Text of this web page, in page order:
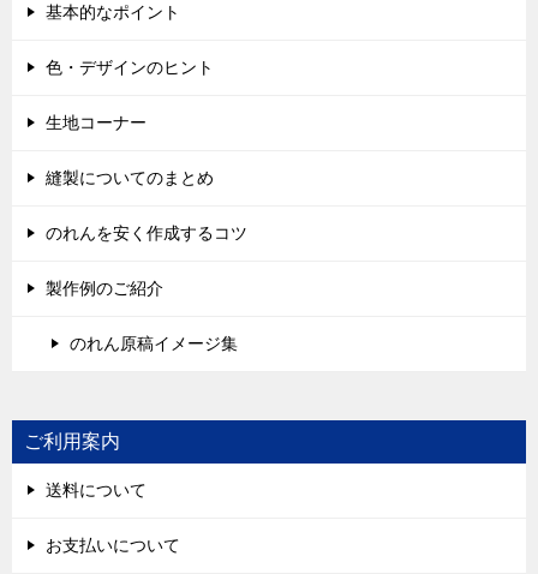
基本的なポイント
色・デザインのヒント
生地コーナー
縫製についてのまとめ
のれんを安く作成するコツ
製作例のご紹介
のれん原稿イメージ集
ご利用案内
送料について
お支払いについて